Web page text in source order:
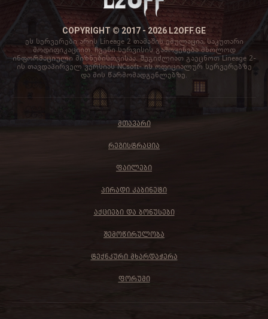
COPYRIGHT © 2017 - 2026 L2OFF.GE
ეს სერვერები არის Lineage 2 თამაშის ემულაცია, საკუთარი
მოდიფიკაციით. ჩვენი სერვისის გამოყენება მხოლოდ
ინფორმაციული მიზნებისთვისაა. შეგიძლიათ გაეცნოთ Lineage 2-
ის თავდაპირველ ვერსიას NCsoft- ის ოფიციალურ სერვერებზე
და მის წარმომადგენლებზე.
ᲛᲗᲐᲕᲐᲠᲘ
ᲠᲔᲒᲘᲡᲢᲠᲐᲪᲘᲐ
ᲤᲐᲘᲚᲔᲑᲘ
ᲞᲘᲠᲐᲓᲘ ᲙᲐᲑᲘᲜᲔᲢᲘ
ᲐᲥᲪᲘᲔᲑᲘ ᲓᲐ ᲑᲝᲜᲣᲡᲔᲑᲘ
ᲨᲔᲛᲝᲬᲘᲠᲣᲚᲝᲑᲐ
ᲢᲔᲥᲜᲙᲣᲠᲘ ᲛᲮᲐᲠᲓᲐᲭᲔᲠᲐ
ᲤᲝᲠᲣᲛᲘ